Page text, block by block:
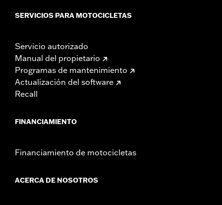
SERVICIOS PARA MOTOCICLETAS
Servicio autorizado
Manual del propietario
Programas de mantenimiento
Actualización del software
Recall
FINANCIAMIENTO
Financiamiento de motocicletas
ACERCA DE NOSOTROS